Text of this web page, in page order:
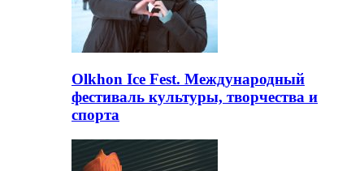
Olkhon Ice Fest. Международный
фестиваль культуры, творчества и
спорта